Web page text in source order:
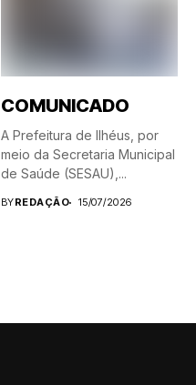
COMUNICADO
A Prefeitura de Ilhéus, por
meio da Secretaria Municipal
de Saúde (SESAU),...
BYREDAÇÃO 15/07/2026